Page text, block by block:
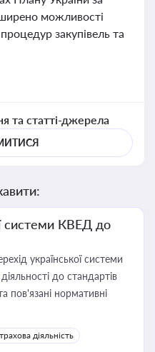
можливості
закупівель та
та статті-джерела
системи КВЕД до
української системи
до стандартів
пов'язані нормативні
діяльність